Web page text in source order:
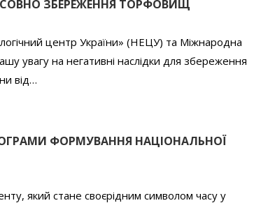
ЗБЕРЕЖЕННЯ ТОРФОВИЩ
центр України» (НЕЦУ) та Міжнародна
увагу на негативні наслідки для збереження
від…
ФОРМУВАННЯ НАЦІОНАЛЬНОЇ
який стане своєрідним символом часу у